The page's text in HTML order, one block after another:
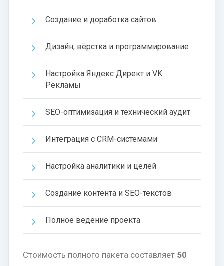
Создание и доработка сайтов
Дизайн, вёрстка и программирование
Настройка Яндекс Директ и VK
Рекламы
SEO-оптимизация и технический аудит
Интеграция с CRM-системами
Настройка аналитики и целей
Создание контента и SEO-текстов
Полное ведение проекта
Стоимость полного пакета составляет 50